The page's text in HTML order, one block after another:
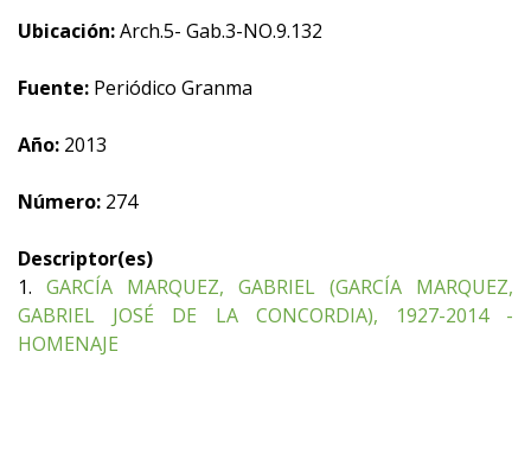
Ubicación:Arch.5- Gab.3-NO.9.132
Fuente: Periódico Granma
Año: 2013
Número: 274
Descriptor(es)
1. GARCÍA MARQUEZ, GABRIEL (GARCÍA MARQUEZ,
GABRIEL JOSÉ DE LA CONCORDIA), 1927-2014 -
HOMENAJE